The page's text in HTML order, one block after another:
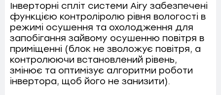
Інверторні спліт системи Airy забезпечені
функцією контроліролю рівня вологості в
режимі осушення та охолодження для
запобігання зайвому осушенню повітря в
приміщенні (блок не зволожує повітря, а
контролюючи встановлений рівень,
змінює та оптимізує алгоритми роботи
інвертора, щоб його не занизити).